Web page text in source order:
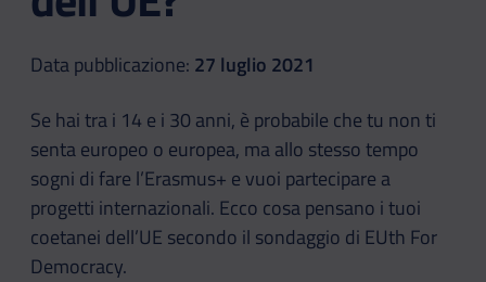
Data pubblicazione: 27 luglio 2021
Se hai tra i 14 e i 30 anni, è probabile che tu non ti
senta europeo o europea, ma allo stesso tempo
sogni di fare l’Erasmus+ e vuoi partecipare a
progetti internazionali. Ecco cosa pensano i tuoi
coetanei dell’UE secondo il sondaggio di EUth For
Democracy.